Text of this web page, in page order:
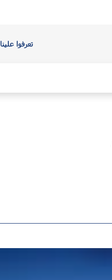
تعرفوا علينا